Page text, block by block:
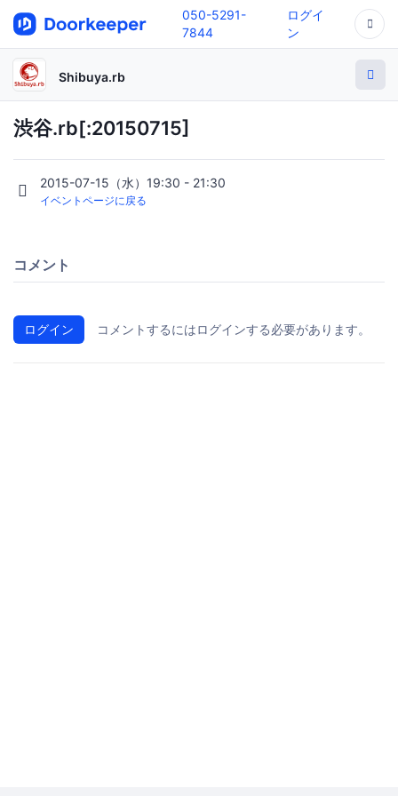
050-5291-
7844
ログイ
ン
Shibuya.rb
渋谷.rb[:20150715]
2015-07-15（水）19:30 - 21:30
イベントページに戻る
コメント
ログイン コメントするにはログインする必要があります。